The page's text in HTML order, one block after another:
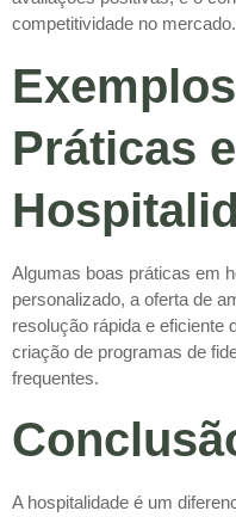
competitividade no mercado.
Práticas
Algumas boas práticas em
personalizado, a oferta de
resolução rápida e eficiente
criação de programas de
frequentes.
A hospitalidade é um